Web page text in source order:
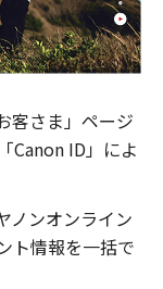
客さま」ページ
Canon ID」によ
ノンオンライン
ト情報を一括で